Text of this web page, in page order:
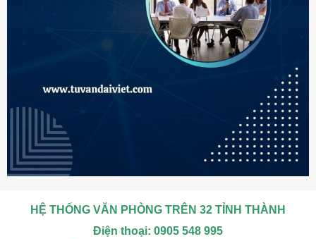
HỆ THỐNG VĂN PHÒNG TRÊN 32 TỈNH THÀNH
Điện thoại: 0905 548 995